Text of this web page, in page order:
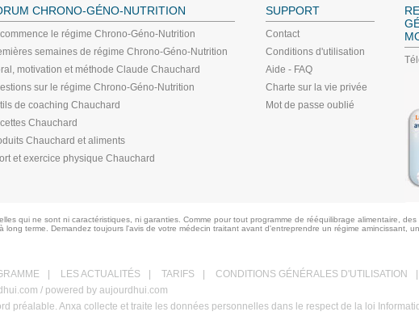
CHRONO-GÉNO-NUTRITION
le régime Chrono-Géno-Nutrition
semaines de régime Chrono-Géno-Nutrition
motivation et méthode Claude Chauchard
sur le régime Chrono-Géno-Nutrition
de coaching Chauchard
Chauchard
Chauchard et aliments
et exercice physique Chauchard
SUPPORT
Contact
Conditions d'utilisation
Aide - FAQ
Charte sur la vie privée
Mot de passe oublié
qui ne sont ni caractéristiques, ni garanties. Comme pour tout programme de rééquilibrage alimentaire,
terme. Demandez toujours l'avis de votre médecin traitant avant d'entreprendre un régime amincissant,
| LES ACTUALITÉS | TARIFS | CONDITIONS GÉNÉRALES D'UTILISATION |
/ powered by aujourdhui.com
préalable. Anxa collecte et traite les données personnelles dans le respect de la loi